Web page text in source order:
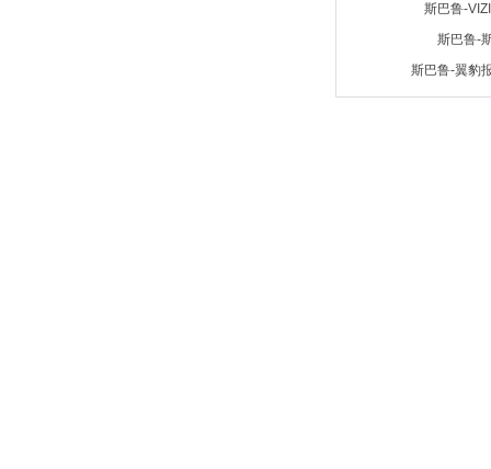
斯巴鲁-
斯巴鲁-
斯巴鲁-翼豹